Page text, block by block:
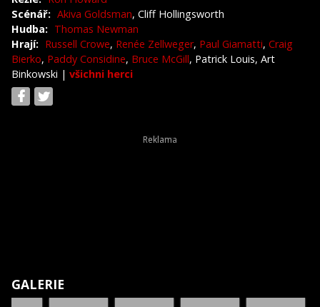
Scénář: Akiva Goldsman, Cliff Hollingsworth
Hudba: Thomas Newman
Hrají: Russell Crowe, Renée Zellweger, Paul Giamatti, Craig
Bierko, Paddy Considine, Bruce McGill, Patrick Louis, Art
Binkowski | všichni herci
GALERIE